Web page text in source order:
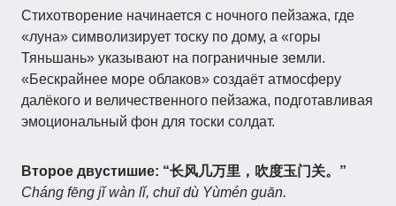
Стихотворение начинается с ночного пейзажа, где
«луна» символизирует тоску по дому, а «горы
Тяньшань» указывают на пограничные земли.
«Бескрайнее море облаков» создаёт атмосферу
далёкого и величественного пейзажа, подготавливая
эмоциональный фон для тоски солдат.
Второе двустишие: “长风几万里，吹度玉门关。”
Cháng fēng jǐ wàn lǐ, chuī dù Yùmén guān.